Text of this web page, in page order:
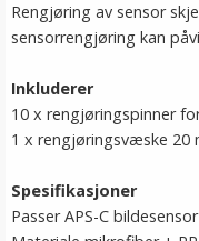
Rengjøring av sensor
sensorrengjøring kan
Inkluderer
10 x rengjøringspinner
1 x rengjøringsvæske 20
Spesifikasjoner
Passer APS-C